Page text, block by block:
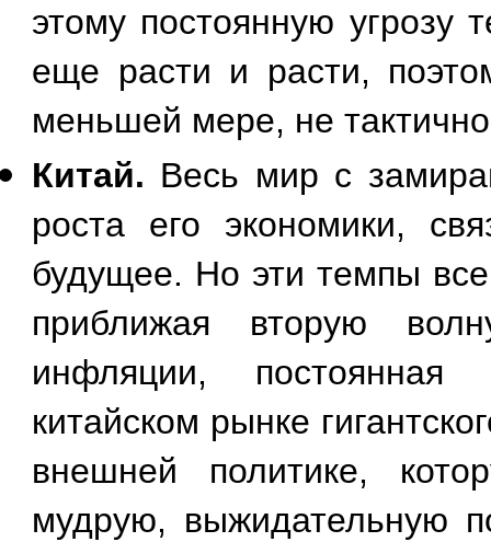
этому постоянную угрозу
еще расти и расти,
меньшей мере, не
Китай. Весь мир с
роста его экономики,
будущее. Но эти темпы
приближая вторую
инфляции, постоянная
китайском рынке
внешней политике,
мудрую, выжидательную